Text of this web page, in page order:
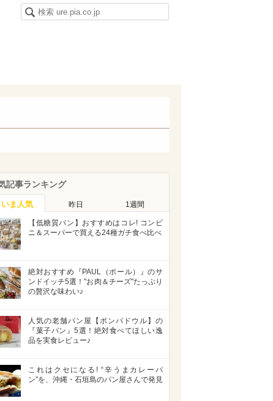
記事ランキング
いま人気 昨日 1週間
【低糖質パン】おすすめはコレ! コンビ
ニ＆スーパーで買える24種ガチ食べ比べ
絶対おすすめ『PAUL（ポール）』のサ
ンドイッチ5選！"お肉＆チーズ"たっぷり
の贅沢な味わい♪
人気の老舗パン屋【ポンパドウル】の
『菓子パン』5選！絶対食べてほしい逸
品を実食レビュー♪
これはクセになる! “辛うまカレーパ
ン”を、沖縄・石垣島のパン屋さんで発見